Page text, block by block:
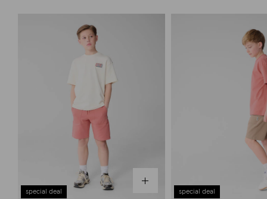
special deal special deal